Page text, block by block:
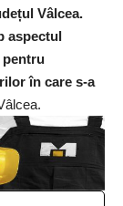
Vâlcea.
aspectul
pentru
în care s-a